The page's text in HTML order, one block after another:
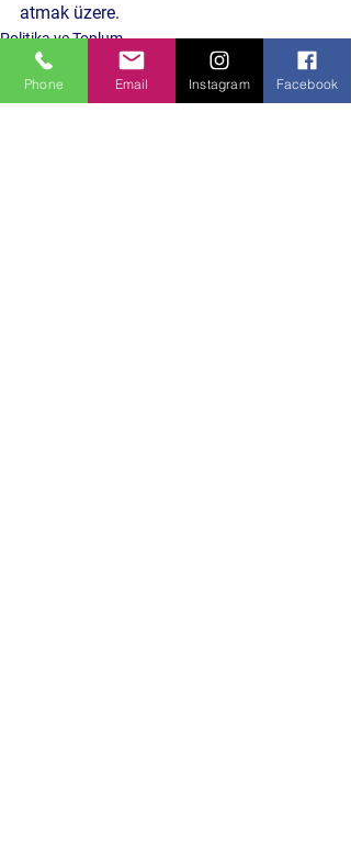
atmak üzere.
Politika ve Toplum
Phone Email Instagram Facebook